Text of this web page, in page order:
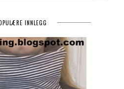
INNLEGG